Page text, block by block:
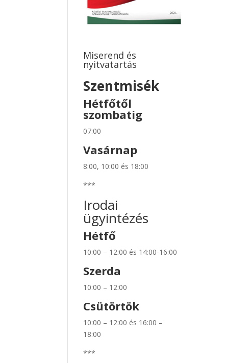
Miserend és
nyitvatartás
Szentmisék
Hétfőtől
szombatig
07:00
Vasárnap
8:00, 10:00 és 18:00
***
Irodai
ügyintézés
Hétfő
10:00 – 12:00 és 14:00-16:00
Szerda
10:00 – 12:00
Csütörtök
10:00 – 12:00 és 16:00 –
18:00
***